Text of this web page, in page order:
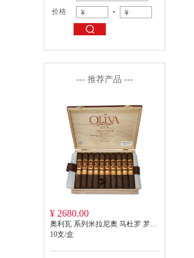
价格
-
--- 推荐产品 ---
¥ 2680.00
10支/盒